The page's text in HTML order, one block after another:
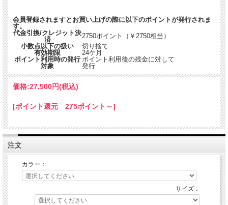
会員登録されますとお買い上げの際に以下のポイントが発行されま
す。
代金引換/クレジット決
済
2750ポイント（￥2750相当）
小数点以下の扱い
切り捨て
有効期限
24ケ月
ポイント利用時の発行
対象
ポイント利用後の残金に対して
発行
価格:27,500円(税込)
[ポイント還元 275ポイント～]
注文
カラー：
サイズ：